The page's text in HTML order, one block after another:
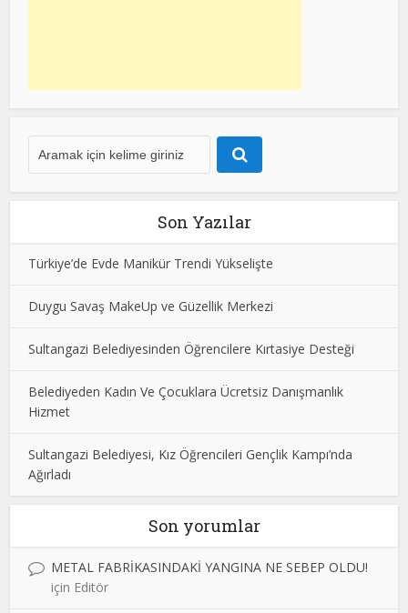
Son Yazılar
Türkiye’de Evde Manikür Trendi Yükselişte
Duygu Savaş MakeUp ve Güzellik Merkezi
Sultangazi Belediyesinden Öğrencilere Kırtasiye Desteği
Belediyeden Kadın Ve Çocuklara Ücretsiz Danışmanlık
Hizmet
Sultangazi Belediyesi, Kız Öğrencileri Gençlik Kampı’nda
Ağırladı
Son yorumlar
METAL FABRİKASINDAKİ YANGINA NE SEBEP OLDU!
için Editör